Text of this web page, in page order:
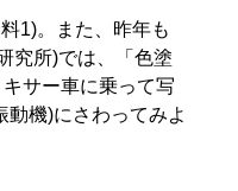
1)。また、昨年も
究所)では、「色塗
サー車に乗って写
機)にさわってみよ